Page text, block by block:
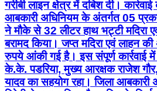
गरीबी लाइन क्षेत्र में दबिश दी।
आबकारी अधिनियम के अंतर्गत 05
ने मौके से 32 लीटर हाथ भट्टी मदिरा
बरामद किया। जप्त मदिरा एवं लाहन
रुपये आंकी गई है। इस संपूर्ण कार्रवाई में
के.के. पडरिया, मुख्य आरक्षक राजेश गौर,
यादव का सहयोग रहा। जिला आबकारी